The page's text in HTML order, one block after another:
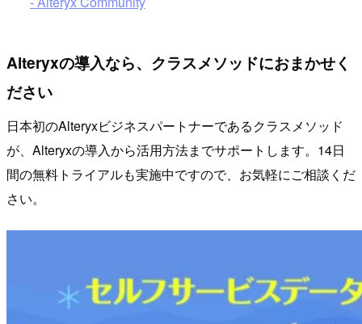
Alteryxの導入なら、クラスメソッドにおまかせく
ださい
日本初のAlteryxビジネスパートナーであるクラスメソッド
が、Alteryxの導入から活用方法までサポートします。14日
間の無料トライアルも実施中ですので、お気軽にご相談くだ
さい。